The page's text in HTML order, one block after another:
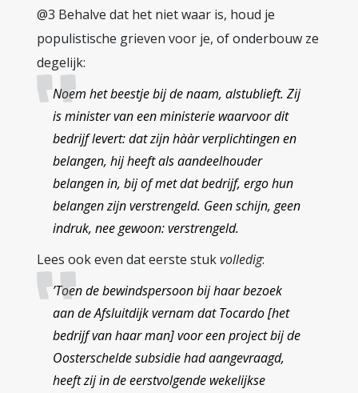
@3 Behalve dat het niet waar is, houd je
populistische grieven voor je, of onderbouw ze
degelijk:
Noem het beestje bij de naam, alstublieft. Zij
is minister van een ministerie waarvoor dit
bedrijf levert: dat zijn hààr verplichtingen en
belangen, hij heeft als aandeelhouder
belangen in, bij of met dat bedrijf, ergo hun
belangen zijn verstrengeld. Geen schijn, geen
indruk, nee gewoon: verstrengeld.
Lees ook even dat eerste stukvolledig:
’Toen de bewindspersoon bij haar bezoek
aan de Afsluitdijk vernam dat Tocardo [het
bedrijf van haar man] voor een project bij de
Oosterschelde subsidie had aangevraagd,
heeft zij in de eerstvolgende wekelijkse